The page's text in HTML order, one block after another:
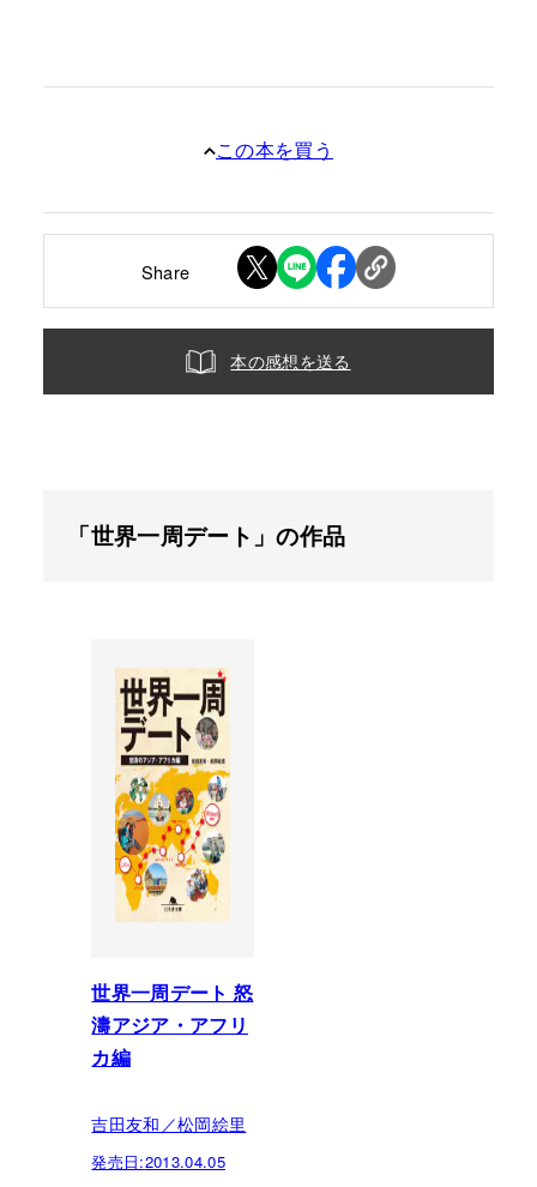
この本を買う
Share
本の感想を送る
「世界一周デート」の作品
世界一周デート 怒
濤アジア・アフリ
カ編
吉田友和／松岡絵里
発売日:2013.04.05